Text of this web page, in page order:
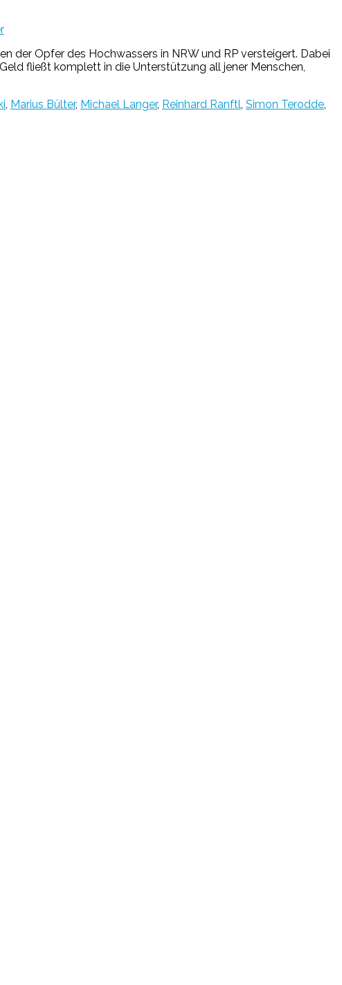
der Opfer des Hochwassers in NRW und RP versteigert. Dabei
fließt komplett in die Unterstützung all jener Menschen,
Marius Bülter, Michael Langer, Reinhard Ranftl Simon Terodde